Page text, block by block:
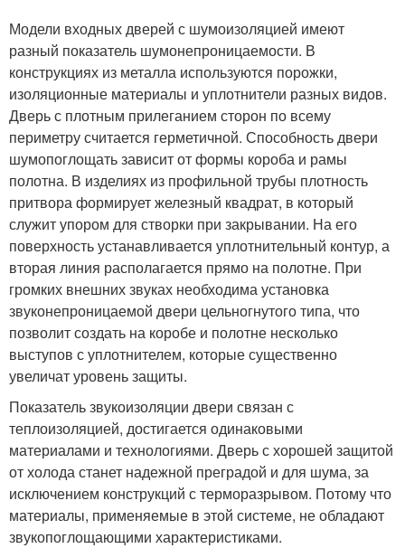
Модели входных дверей с шумоизоляцией имеют
разный показатель шумонепроницаемости. В
конструкциях из металла используются порожки,
изоляционные материалы и уплотнители разных видов.
Дверь с плотным прилеганием сторон по всему
периметру считается герметичной. Способность двери
шумопоглощать зависит от формы короба и рамы
полотна. В изделиях из профильной трубы плотность
притвора формирует железный квадрат, в который
служит упором для створки при закрывании. На его
поверхность устанавливается уплотнительный контур, а
вторая линия располагается прямо на полотне. При
громких внешних звуках необходима установка
звуконепроницаемой двери цельногнутого типа, что
позволит создать на коробе и полотне несколько
выступов с уплотнителем, которые существенно
увеличат уровень защиты.
Показатель звукоизоляции двери связан с
теплоизоляцией, достигается одинаковыми
материалами и технологиями. Дверь с хорошей защитой
от холода станет надежной преградой и для шума, за
исключением конструкций с терморазрывом. Потому что
материалы, применяемые в этой системе, не обладают
звукопоглощающими характеристиками.